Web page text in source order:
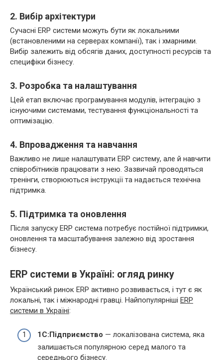
2. Вибір архітектури
Сучасні ERP системи можуть бути як локальними
(встановленими на серверах компанії), так і хмарними.
Вибір залежить від обсягів даних, доступності ресурсів та
специфіки бізнесу.
3. Розробка та налаштування
Цей етап включає програмування модулів, інтеграцію з
існуючими системами, тестування функціональності та
оптимізацію.
4. Впровадження та навчання
Важливо не лише налаштувати ERP систему, але й навчити
співробітників працювати з нею. Зазвичай проводяться
тренінги, створюються інструкції та надається технічна
підтримка.
5. Підтримка та оновлення
Після запуску ERP система потребує постійної підтримки,
оновлення та масштабування залежно від зростання
бізнесу.
ERP системи в Україні: огляд ринку
Український ринок ERP активно розвивається, і тут є як
локальні, так і міжнародні гравці. Найпопулярніші ERP
системи в Україні:
1С:Підприємство — локалізована система, яка
залишається популярною серед малого та
середнього бізнесу.